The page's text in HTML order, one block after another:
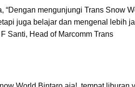
mengunjungi Trans Snow
juga belajar dan mengenal lebih
Santi, Head of Marcomm Trans